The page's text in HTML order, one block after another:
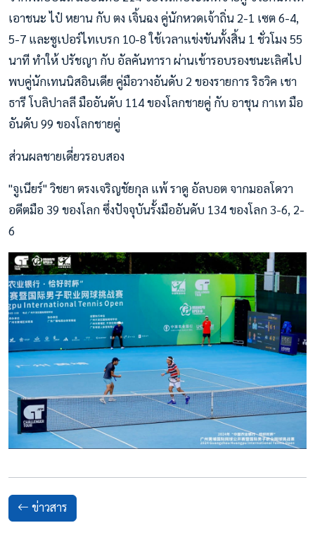
เอาชนะ ไป๋ หยาน กับ ตง เจิ้นฉง คู่นักหวดเจ้าถิ่น 2-1 เซต 6-4,
5-7 และซูเปอร์ไทเบรก 10-8 ใช้เวลาแข่งขันทั้งสิ้น 1 ชั่วโมง 55
นาที ทำให้ ปรัชญา กับ อัลคันทารา ผ่านเข้ารอบรองชนะเลิศไป
พบคู่นักเทนนิสอินเดีย คู่มือวางอันดับ 2 ของรายการ ริธวิค เชา
ธารี โบลิปาลลี มืออันดับ 114 ของโลกชายคู่ กับ อาชุน กาเท มือ
อันดับ 99 ของโลกชายคู่
ส่วนผลชายเดี่ยวรอบสอง
"จูเนียร์" วิชยา ตรงเจริญชัยกุล แพ้ ราดู อัลบอต จากมอลโดวา
อดีตมือ 39 ของโลก ซึ่งปัจจุบันรั้งมืออันดับ 134 ของโลก 3-6, 2-
6
ข่าวสาร